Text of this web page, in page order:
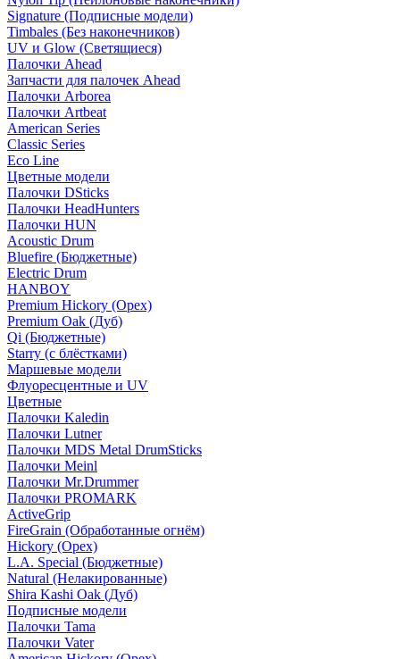
Signature (Подписные модели)
Timbales (Без наконечников)
UV и Glow (Светящиеся)
Палочки Ahead
Запчасти для палочек Ahead
Палочки Arborea
Палочки Artbeat
American Series
Classic Series
Eco Line
Цветные модели
Палочки DSticks
Палочки HeadHunters
Палочки HUN
Acoustic Drum
Bluefire (Бюджетные)
Electric Drum
HANBOY
Premium Hickory (Орех)
Premium Oak (Дуб)
Qi (Бюджетные)
Starry (с блёстками)
Маршевые модели
Флуоресцентные и UV
Цветные
Палочки Kaledin
Палочки Lutner
Палочки MDS Metal DrumSticks
Палочки Meinl
Палочки Mr.Drummer
Палочки PROMARK
ActiveGrip
FireGrain (Обработанные огнём)
Hickory (Орех)
L.A. Special (Бюджетные)
Natural (Нелакированные)
Shira Kashi Oak (Дуб)
Подписные модели
Палочки Tama
Палочки Vater